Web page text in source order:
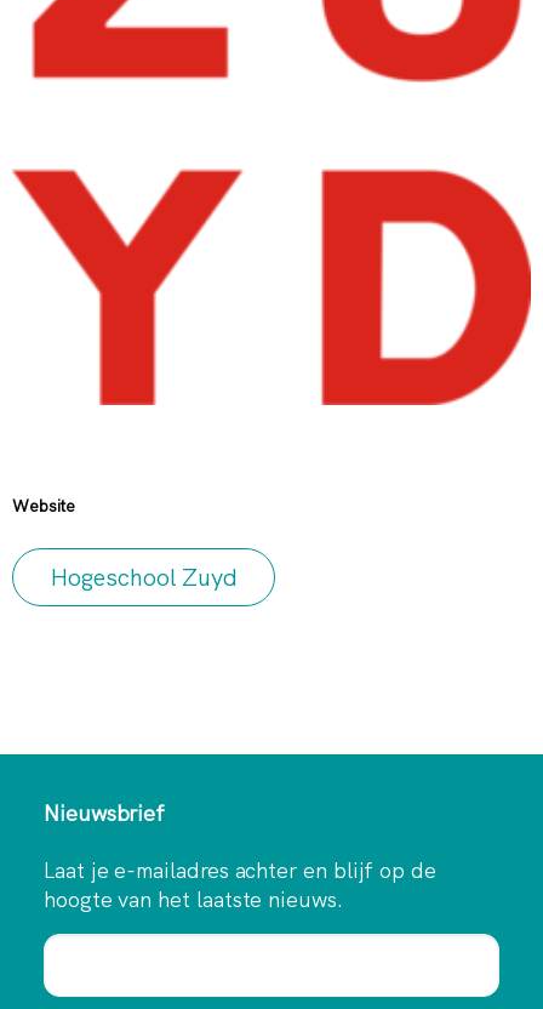
Website
Hogeschool Zuyd
Nieuwsbrief
Laat je e-mailadres achter en blijf op de
hoogte van het laatste nieuws.